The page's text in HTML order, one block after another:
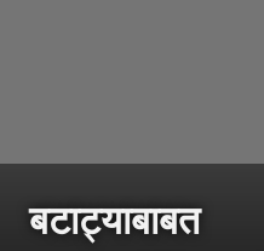
बटाट्याबाबत